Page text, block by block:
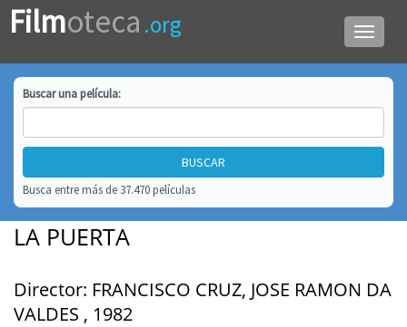
Menú
de
Filmoteca .org
Buscar unapelícula:
Busca entre más de 37.470 películas
LA PUERTA
Director: FRANCISCO CRUZ, JOSE RAMON DA
VALDES , 1982